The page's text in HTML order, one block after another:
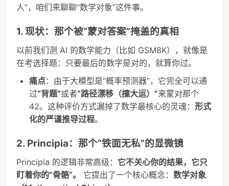
人”，咱们来聊聊“数学对象”这件事。
1. 现状：那个被“蒙对答案”掩盖的真相
以前我们测 AI 的数学能力（比如 GSM8K），就像是
在考选择题：只要最后的数字是对的，就算你过。
痛点：由于大模型是“概率预测器”，它完全可以通
过“背题”或者“路径漂移（撞大运）”来蒙对那个
42。这种评价方式漏掉了数学最核心的灵魂： 形式
化的严谨推导过程。
2. Principia：那个“铁面无私”的显微镜
Principia 的逻辑非常高级： 它不关心你的结果，它只
盯着你的“骨骼”。
它提出了一个核心概念： 数学对象